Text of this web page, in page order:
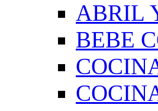
ABRIL
BEBE